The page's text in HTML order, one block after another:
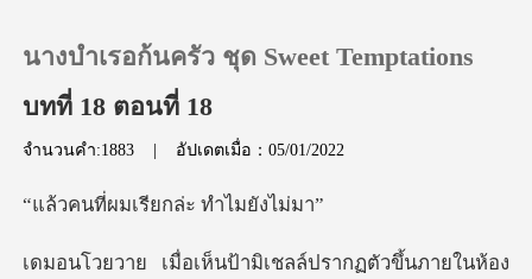
นางบำเรอก้นครัว ชุด Sweet Temptations
บทที่ 18 ตอนที่ 18
จำนวนคำ:1883 | อัปเดตเมื่อ：05/01/2022
มเรียกล่ะ ท
มิเชลล์ปรากฏตัวขึ้นภายในห